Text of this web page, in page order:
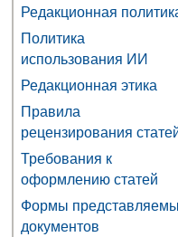
Редакционная
Политика
использования ИИ
Редакционная этика
Правила
рецензирования
Требования к
оформлению статей
Формы
документов